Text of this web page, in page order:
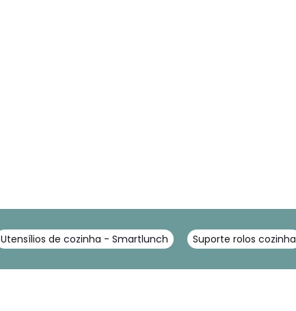
Utensílios de cozinha - Smartlunch Suporte rolos cozinha